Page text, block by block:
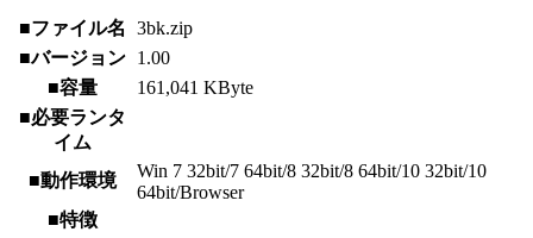
■ファイル名
3bk.zip
■バージョン 1.00
■容量
161,041 KByte
■必要ランタ
イム
■動作環境
Win 7 32bit/7 64bit/8 32bit/8 64bit/10 32bit/10
64bit/Browser
■特徴